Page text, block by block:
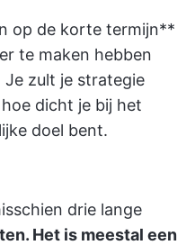
op de korte termijn**
te maken hebben
Je zult je strategie
dicht je bij het
doel bent.
drie lange
Het is meestal een